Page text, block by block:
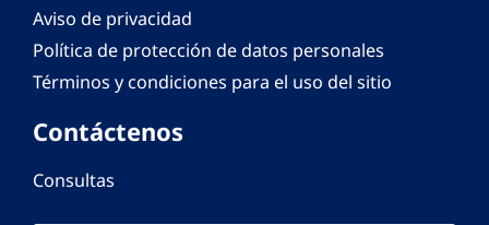
Aviso de privacidad
Política de protección de datos personales
Términos y condiciones para el uso del sitio
Contáctenos
Consultas